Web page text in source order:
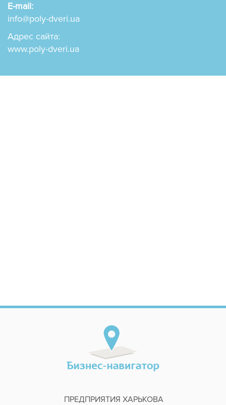
E-mail:
info@poly-dveri.ua
Адрес сайта:
www.poly-dveri.ua
ПРЕДПРИЯТИЯ ХАРЬКОВА